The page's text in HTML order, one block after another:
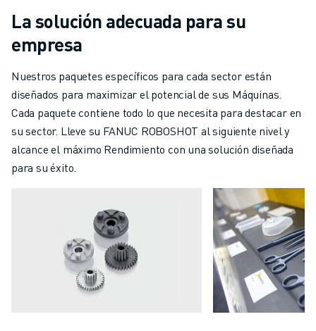
La solución adecuada para su
empresa
Nuestros paquetes específicos para cada sector están
diseñados para maximizar el potencial de sus Máquinas.
Cada paquete contiene todo lo que necesita para destacar en
su sector. Lleve su FANUC ROBOSHOT al siguiente nivel y
alcance el máximo Rendimiento con una solución diseñada
para su éxito.